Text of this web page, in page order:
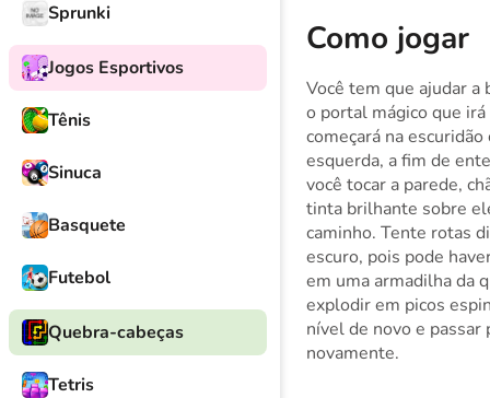
Sprunki
Jogos Esportivos
Tênis
Sinuca
Basquete
Futebol
Quebra-cabeças
Tetris
Como jogar
Você tem que ajudar a
o portal mágico que
começará na
esquerda, a fim de
você tocar a parede,
tinta brilhante sobre
caminho. Tente rotas
escuro, pois pode
em uma armadilha da
explodir em picos
nível de novo e passar
novamente.